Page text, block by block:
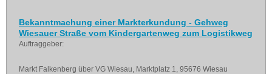
Bekanntmachung einer Markterkundung - Gehweg
Wiesauer Straße vom Kindergartenweg zum Logistikweg
Auftraggeber:
Markt Falkenberg über VG Wiesau, Marktplatz 1, 95676 Wiesau